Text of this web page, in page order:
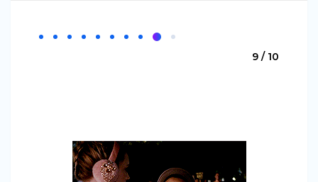
9 / 10